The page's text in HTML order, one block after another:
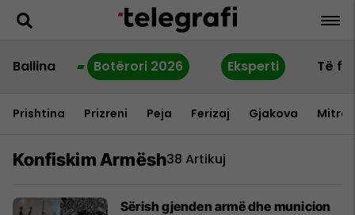
Ballina Botërori 2026 Eksperti Të
Prishtina Prizreni Peja Ferizaj Gjakova
Konfiskim Armësh38 Artikuj
Sërish gjenden armë dhe municion